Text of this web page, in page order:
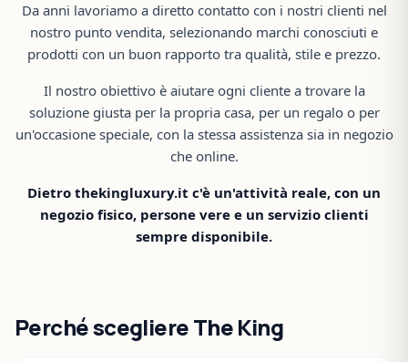
Da anni lavoriamo a diretto contatto con i nostri clienti nel
nostro punto vendita, selezionando marchi conosciuti e
prodotti con un buon rapporto tra qualità, stile e prezzo.
Il nostro obiettivo è aiutare ogni cliente a trovare la
soluzione giusta per la propria casa, per un regalo o per
un'occasione speciale, con la stessa assistenza sia in negozio
che online.
Dietro thekingluxury.it c'è un'attività reale, con un
negozio fisico, persone vere e un servizio clienti
sempre disponibile.
Perché scegliere The King